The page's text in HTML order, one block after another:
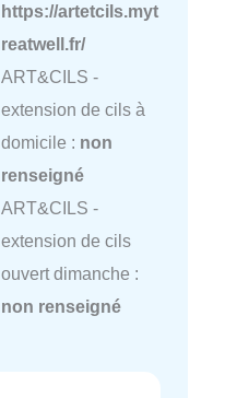
https://artetcils.myt
reatwell.fr/
ART&CILS -
extension de cils à
domicile : non
renseigné
ART&CILS -
extension de cils
ouvert dimanche :
non renseigné